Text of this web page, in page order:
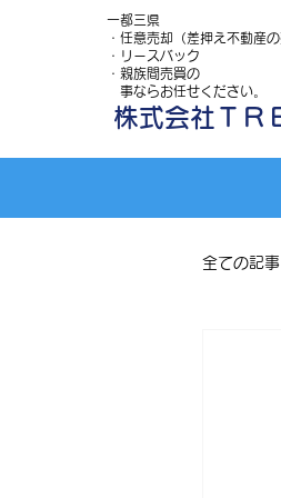
一都三県
・任意売却（差押え不動産の
・リースバック
・親族間売買の
事ならお任せください。
株式会社ＴＲ
全ての記事